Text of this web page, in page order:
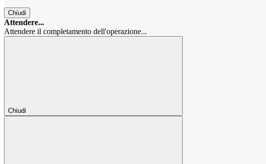
Chiudi
Attendere...
Attendere il completamento dell'operazione...
Chiudi